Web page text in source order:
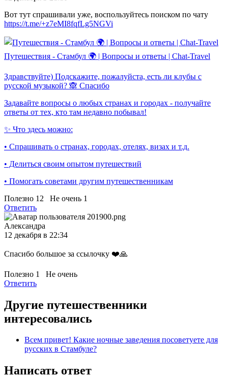
Вот тут спрашивали уже, воспользуйтесь поиском по чату
https://t.me/+z7eMI8fqfLg5NGVi
Путешествия - Стамбул 🌍 | Вопросы и ответы | Chat-Travel
Здравствуйте) Подскажите, пожалуйста, есть ли клубы с
русской музыкой? 🙈 Спасибо
Задавайте вопросы о любых странах и городах - получайте
ответы от тех, кто там недавно побывал!
✨ Что здесь можно:
• Спрашивать о странах, городах, отелях, визах и т.д.
• Делиться своим опытом путешествий
• Помогать советами другим путешественникам
Полезно 12 Не очень 1
Ответить
Александра
12 декабря в 22:34
Спасибо большое за ссылочку ❤️🙏
Полезно 1
Не очень
Ответить
Другие путешественники
интересовались
Всем привет! Какие ночные заведения посоветуете для
русских в Стамбуле?
Написать ответ